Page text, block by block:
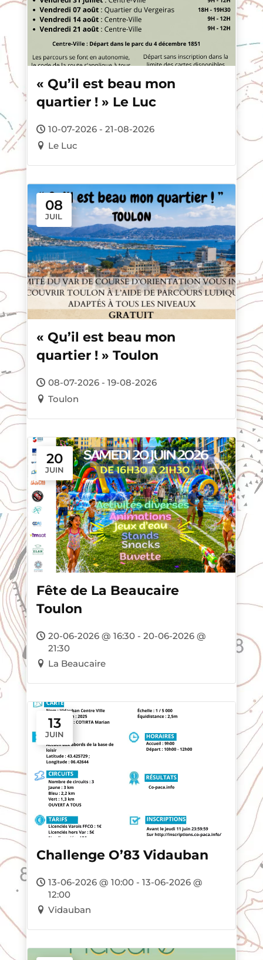
« Qu’il est beau mon
quartier ! » Le Luc
10-07-2026 - 21-08-2026
Le Luc
08
JUIL
« Qu’il est beau mon
quartier ! » Toulon
08-07-2026 - 19-08-2026
Toulon
20
JUIN
Fête de La Beaucaire
Toulon
20-06-2026 @ 16:30 - 20-06-2026 @
21:30
La Beaucaire
13
JUIN
Challenge O’83 Vidauban
13-06-2026 @ 10:00 - 13-06-2026 @
12:00
Vidauban